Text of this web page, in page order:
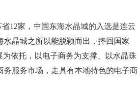
12家，中国东海水晶城的入选是连云
晶城之所以能脱颖而出，捧回国家
依托，以电子商务为支撑、以水晶珠
服务市场，走具有本地特色的电子商